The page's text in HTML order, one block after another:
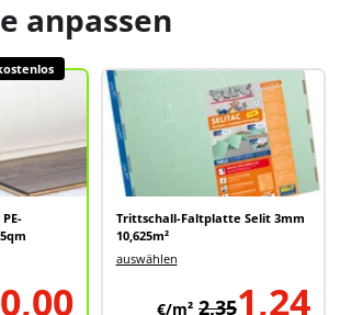
anpassen
0,00
Trittschall-Faltplatte Selit 3mm
10,625m²
auswählen
1,24
€/m² 2,35